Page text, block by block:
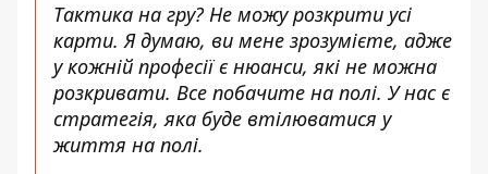
Тактика на гру? Не можу розкрити усі
карти. Я думаю, ви мене зрозумієте, адже
у кожній професії є нюанси, які не можна
розкривати. Все побачите на полі. У нас є
стратегія, яка буде втілюватися у
життя на полі.